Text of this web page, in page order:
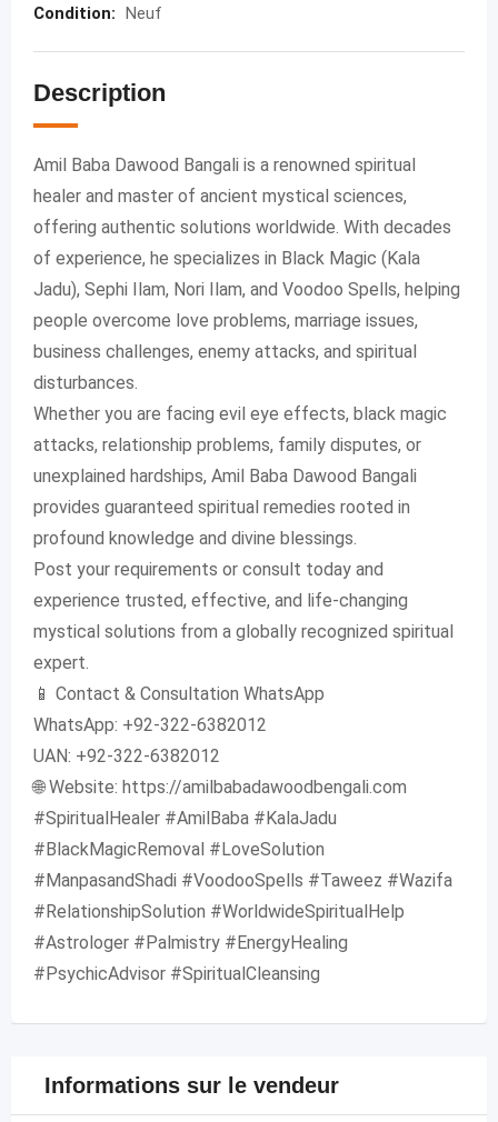
Condition: Neuf
Description
Amil Baba Dawood Bangali is a renowned spiritual
healer and master of ancient mystical sciences,
offering authentic solutions worldwide. With decades
of experience, he specializes in Black Magic (Kala
Jadu), Sephi Ilam, Nori Ilam, and Voodoo Spells, helping
people overcome love problems, marriage issues,
business challenges, enemy attacks, and spiritual
disturbances.
Whether you are facing evil eye effects, black magic
attacks, relationship problems, family disputes, or
unexplained hardships, Amil Baba Dawood Bangali
provides guaranteed spiritual remedies rooted in
profound knowledge and divine blessings.
Post your requirements or consult today and
experience trusted, effective, and life-changing
mystical solutions from a globally recognized spiritual
expert.
📱 Contact & Consultation WhatsApp
WhatsApp: +92-322-6382012
UAN: +92-322-6382012
🌐 Website: https://amilbabadawoodbengali.com
#SpiritualHealer #AmilBaba #KalaJadu
#BlackMagicRemoval #LoveSolution
#ManpasandShadi #VoodooSpells #Taweez #Wazifa
#RelationshipSolution #WorldwideSpiritualHelp
#Astrologer #Palmistry #EnergyHealing
#PsychicAdvisor #SpiritualCleansing
Informations sur le vendeur